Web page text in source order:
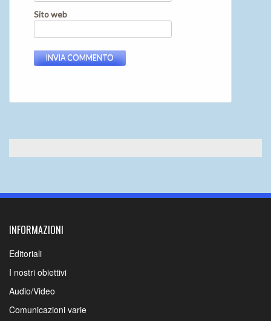
Sito web
INFORMAZIONI
Editoriali
I nostri obiettivi
Audio/Video
Comunicazioni varie